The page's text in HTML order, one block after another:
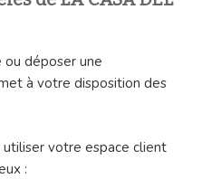
déposer une
à votre disposition des
utiliser votre espace client
: